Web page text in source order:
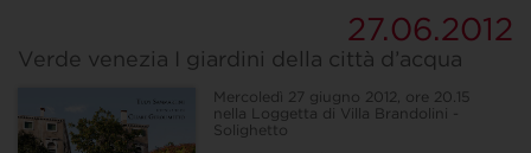
27.06.2012
Verde venezia I giardini della città d’acqua
Mercoledì 27 giugno 2012, ore 20.15
nella Loggetta di Villa Brandolini -
Solighetto